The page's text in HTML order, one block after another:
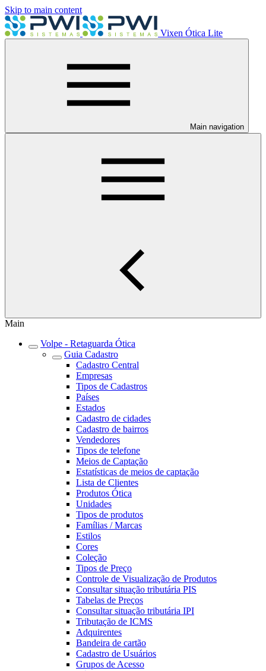
Skip to main content
Vixen Ótica Lite
Main navigation
Main
Volpe - Retaguarda Ótica
Guia Cadastro
Cadastro Central
Empresas
Tipos de Cadastros
Países
Estados
Cadastro de cidades
Cadastro de bairros
Vendedores
Tipos de telefone
Meios de Captação
Estatísticas de meios de captação
Lista de Clientes
Produtos Ótica
Unidades
Tipos de produtos
Famílias / Marcas
Estilos
Cores
Coleção
Tipos de Preço
Controle de Visualização de Produtos
Consultar situação tributária PIS
Tabelas de Preços
Consultar situação tributária IPI
Tributação de ICMS
Adquirentes
Bandeira de cartão
Cadastro de Usuários
Grupos de Acesso